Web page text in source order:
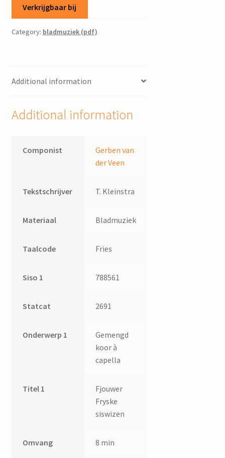
Verkrijgbaar bij
Category: bladmuziek (pdf)
Additional information
Additional information
Componist
Gerben van
der Veen
Tekstschrijver T. Kleinstra
Materiaal Bladmuziek
Taalcode Fries
Siso 1 788561
Statcat 2691
Onderwerp 1
Gemengd
koor à
capella
Titel 1
Fjouwer
Fryske
siswizen
Omvang 8 min